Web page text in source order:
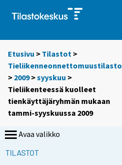
Etusivu > Tilastot >
Tieliikenneonnettomuustilasto
> 2009>syyskuu >
Tieliikenteessä kuolleet
tienkäyttäjäryhmän mukaan
tammi-syyskuussa 2009
Avaa valikko
TILASTOT